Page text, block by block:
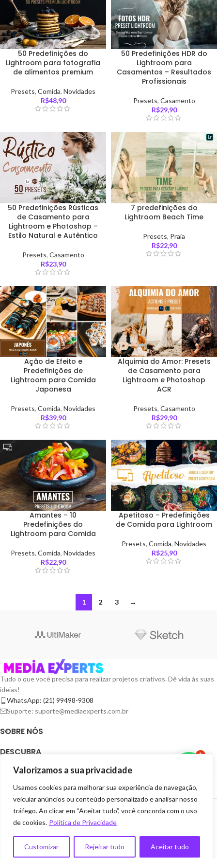
Valorizamos a sua privacidade
Usamos cookies para melhorar sua experiência de navegação,
veicular anúncios ou conteúdo personalizado e analisar nosso
tráfego. Ao clicar em “Aceitar tudo”, você concorda com o uso
de cookies. Política de Privacidade
Customizar Rejeitar tudo Aceitar tudo
50 Predefinições do
Lightroom para fotografia
de alimentos premium
Presets, Comida, Novidades
R$48,90
50 Predefinições HDR do
Lightroom para
Casamentos – Resultados
Profissionais
Presets, Casamento
R$29,90
50 Predefinições Rústicas
de Casamento para
Lightroom e Photoshop –
Estilo Natural e Autêntico
Presets, Casamento
R$23,90
7 predefinições do
Lightroom Beach Time
Presets, Praia
R$22,90
Ação de Efeito e
Predefinições de
Lightroom para Comida
Japonesa
Presets, Comida, Novidades
R$39,90
Alquimia do Amor: Presets
de Casamento para
Lightroom e Photoshop
ACR
Presets, Casamento
R$29,90
Amantes – 10
Predefinições do
Lightroom para Comida
Presets, Comida, Novidades
R$22,90
Apetitoso – Predefinições
de Comida para Lightroom
Presets, Comida, Novidades
R$25,90
1 2 3 →
Tudo o que você precisa para realizar projetos criativos. Dê vida às suas
ideias!
WhatsApp: (21) 99498-9308
Suporte: suporte@mediaexperts.com.br
SOBRE NÓS
DESCUBRA
TERMOS E LICENÇAS
RECURSOS
2025 CRIADOR POR
EXPERTS VOCÊ TAMBÉM.
0
1